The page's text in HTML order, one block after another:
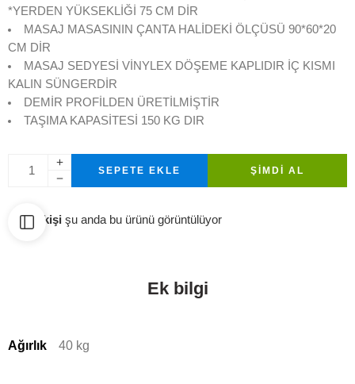
*YERDEN YÜKSEKLİĞİ 75 CM DİR
MASAJ MASASININ ÇANTA HALİDEKİ ÖLÇÜSÜ 90*60*20
CM DİR
MASAJ SEDYESİ VİNYLEX DÖŞEME KAPLIDIR İÇ KISMI
KALIN SÜNGERDİR
DEMİR PROFİLDEN ÜRETİLMİŞTİR
TAŞIMA KAPASİTESİ 150 KG DIR
SEPETE EKLE ŞIMDI AL
... kişi şu anda bu ürünü görüntülüyor
Ek bilgi
Ağırlık 40 kg